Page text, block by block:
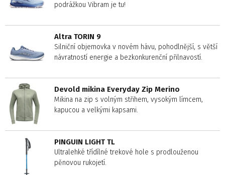
podrážkou Vibram je tu!
Altra TORIN 9
Silniční objemovka v novém hávu, pohodlnější, s větší
návratností energie a bezkonkurenční přilnavostí.
Devold mikina Everyday Zip Merino
Mikina na zip s volným střihem, vysokým límcem,
kapucou a velkými kapsami.
PINGUIN LIGHT TL
Ultralehké třídílné trekové hole s prodlouženou
pěnovou rukojetí.